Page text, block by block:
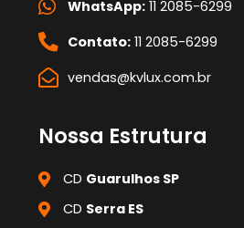
WhatsApp:11 2085-6299
Contato:11 2085-6299
vendas@kvlux.com.br
Nossa Estrutura
CD Guarulhos SP
CD Serra ES